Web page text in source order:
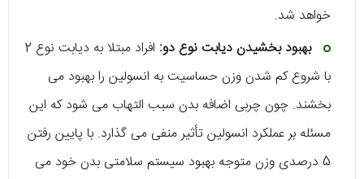
خواهد شد.
بهبود بخشیدن دیابت نوع دو:
افراد مبتلا به دیابت نوع 2
با شروع کم شدن وزن حساسیت به انسولین را بهبود می‌
بخشند. چون چربی اضافه بدن سبب التهاب می‌ شود که این
مسئله بر عملکرد انسولین تأثیر منفی می‌ گذارد. با پایین رفتن
5 درصدی وزن متوجه بهبود سیستم سلامتی بدن خود می